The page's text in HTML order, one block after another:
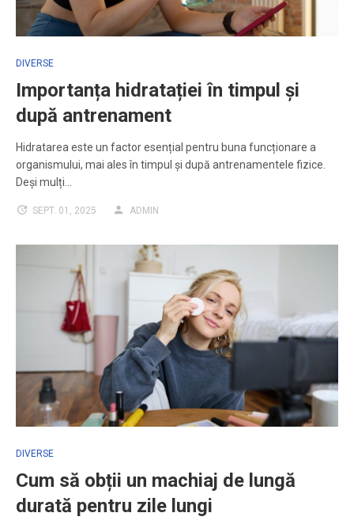
DIVERSE
Importanța hidratației în timpul și
după antrenament
Hidratarea este un factor esențial pentru buna funcționare a
organismului, mai ales în timpul și după antrenamentele fizice.
Deși mulți…
SEPT. 01, 2025 ADMIN
DIVERSE
Cum să obții un machiaj de lungă
durată pentru zile lungi